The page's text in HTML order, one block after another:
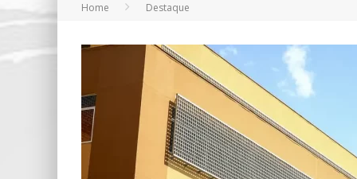
TRE-SP FORMA MAIORIA PARA MANTER PABLO
Home Destaque